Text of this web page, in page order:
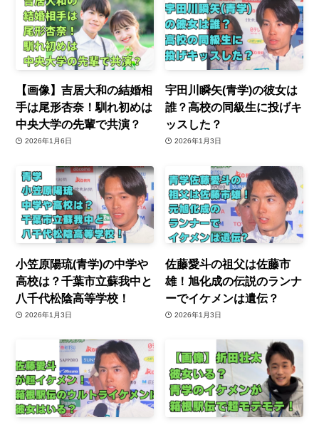
【画像】吉居大和の結婚相
手は尾形杏奈！馴れ初めは
中央大学の先輩で共演？
2026年1月6日
宇田川瞬矢(青学)の彼女は
誰？高校の同級生に投げキ
ッスした？
2026年1月3日
小笠原陽琉(青学)の中学や
高校は？千葉市立蘇我中と
八千代松陰高等学校！
2026年1月3日
佐藤愛斗の祖父は佐藤市
雄！旭化成の伝説のランナ
ーでイケメンは遺伝？
2026年1月3日